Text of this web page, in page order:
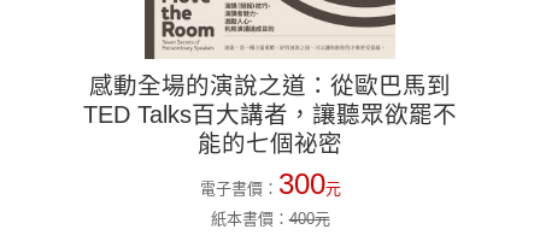
感動全場的演說之道：從歐巴馬到
TED Talks百大講者，讓聽眾欲罷不
能的七個祕密
電子書價： 300元
紙本書價：400元